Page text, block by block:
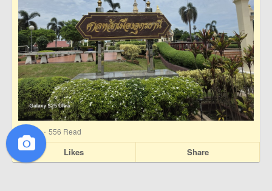
Likes· 556 Read
Likes Share